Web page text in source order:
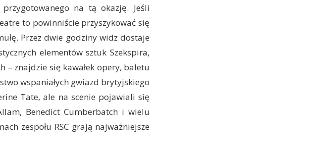
na tą okazję. Jeśli
to powinniście przyszykować się
Przez dwie godziny widz dostaje
elementów sztuk Szekspira,
– znajdzie się kawałek opery, baletu
wspaniałych gwiazd brytyjskiego
Tate, ale na scenie pojawiali się
Benedict Cumberbatch i wielu
zespołu RSC grają najważniejsze